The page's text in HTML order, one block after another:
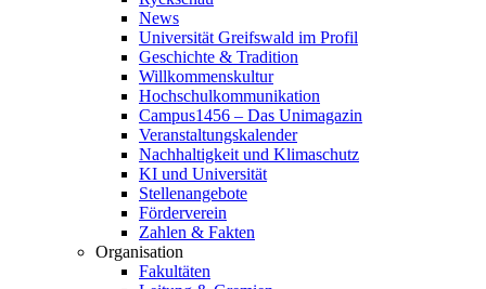
News
Universität Greifswald im Profil
Geschichte & Tradition
Willkommenskultur
Hochschulkommunikation
Campus1456 – Das Unimagazin
Veranstaltungskalender
Nachhaltigkeit und Klimaschutz
KI und Universität
Stellenangebote
Förderverein
Zahlen & Fakten
Organisation
Fakultäten